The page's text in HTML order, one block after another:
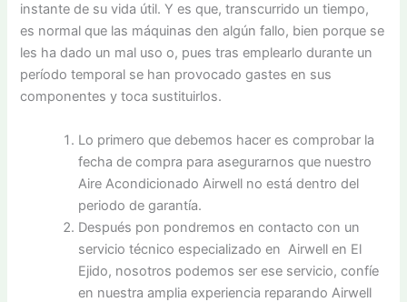
instante de su vida útil. Y es que, transcurrido un tiempo,
es normal que las máquinas den algún fallo, bien porque se
les ha dado un mal uso o, pues tras emplearlo durante un
período temporal se han provocado gastes en sus
componentes y toca sustituirlos.
Lo primero que debemos hacer es comprobar la
fecha de compra para asegurarnos que nuestro
Aire Acondicionado Airwell no está dentro del
periodo de garantía.
Después pon pondremos en contacto con un
servicio técnico especializado en Airwell en El
Ejido, nosotros podemos ser ese servicio, confíe
en nuestra amplia experiencia reparando Airwell